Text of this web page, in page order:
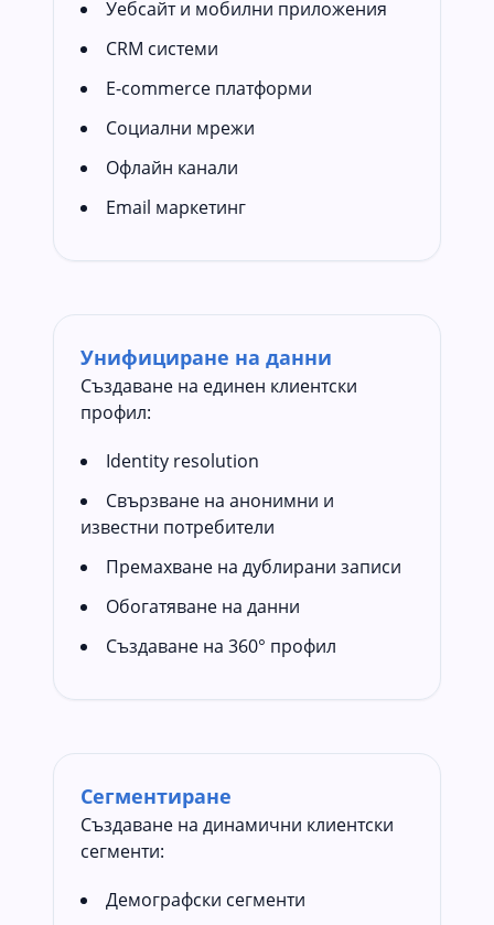
Уебсайт и мобилни приложения
CRM системи
E-commerce платформи
Социални мрежи
Офлайн канали
Email маркетинг
Унифициране на данни
Създаване на единен клиентски
профил:
Identity resolution
Свързване на анонимни и
известни потребители
Премахване на дублирани записи
Обогатяване на данни
Създаване на 360° профил
Сегментиране
Създаване на динамични клиентски
сегменти:
Демографски сегменти